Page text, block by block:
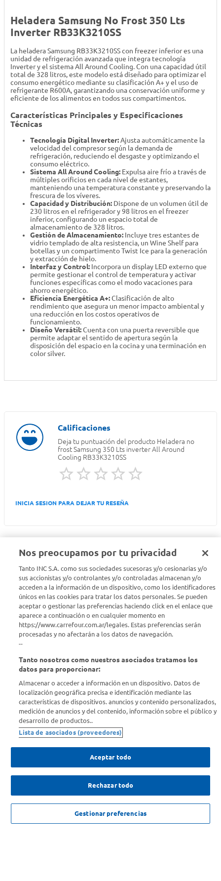
NO DISPONIBLE
Heladera Samsung No Frost 350 Lts
Inverter RB33K3210SS
La heladera Samsung RB33K3210SS con freezer inferior es una
unidad de refrigeración avanzada que integra tecnología
Inverter y el sistema All Around Cooling. Con una capacidad útil
total de 328 litros, este modelo está diseñado para optimizar el
consumo energético mediante su clasificación A+ y el uso de
refrigerante R600A, garantizando una conservación uniforme y
eficiente de los alimentos en todos sus compartimentos.
Características Principales y Especificaciones
Técnicas
Tecnología Digital Inverter:Ajusta automáticamente la
velocidad del compresor según la demanda de
refrigeración, reduciendo el desgaste y optimizando el
consumo eléctrico.
Sistema All Around Cooling: Expulsa aire frío a través de
múltiples orificios en cada nivel de estantes,
manteniendo una temperatura constante y preservando la
frescura de los víveres.
Capacidad y Distribución: Dispone de un volumen útil de
230 litros en el refrigerador y 98 litros en el freezer
inferior, configurando un espacio total de
almacenamiento de 328 litros.
Gestión de Almacenamiento: Incluye tres estantes de
vidrio templado de alta resistencia, un Wine Shelf para
botellas y un compartimento Twist Ice para la generación
y extracción de hielo.
Interfaz y Control: Incorpora un display LED externo que
permite gestionar el control de temperatura y activar
funciones específicas como el modo vacaciones para
ahorro energético.
Eficiencia Energética A+:Clasificación de alto
rendimiento que asegura un menor impacto ambiental y
una reducción en los costos operativos de
funcionamiento.
Diseño Versátil:Cuenta con una puerta reversible que
permite adaptar el sentido de apertura según la
disposición del espacio en la cocina y una terminación en
color silver.
Deja tu puntuación del producto Heladera no
frost Samsung 350 Lts inverter All Around
Cooling RB33K3210SS
INICIA SESION PARA DEJAR TU RESEÑA
Seguinos en :
Estamos para ayudarte
¿Tenés una consulta? Comunicate con nosotrosacá
Descubrí Carrefour
Conocenos
Info útil
Comprá Online
Enterate de nuestras ofertas
Dejanos tu mail para recibir todas las ofertas y promociones antes
que nadie.
ENVIAR
Nos preocupamos por tu privacidad
Tanto INC S.A. como sus sociedades sucesoras y/o cesionarias y/o
sus accionistas y/o controlantes y/o controladas almacenan y/o
acceden a la información de un dispositivo, como los identificadores
únicos en las cookies para tratar los datos personales. Se pueden
aceptar o gestionar las preferencias haciendo click en el enlace que
aparece a continuación o en cualquier momento en
https://www.carrefour.com.ar/legales. Estas preferencias serán
procesadas y no afectarán a los datos de navegación.
--
Tanto nosotros como nuestros asociados tratamos los
datos para proporcionar:
Almacenar o acceder a información en un dispositivo. Datos de
localización geográfica precisa e identificación mediante las
características de dispositivos. anuncios y contenido personalizados,
medición de anuncios y del contenido, información sobre el público y
desarrollo de productos..
Lista de asociados (proveedores)
Aceptar todo
Rechazar todo
Gestionar preferencias